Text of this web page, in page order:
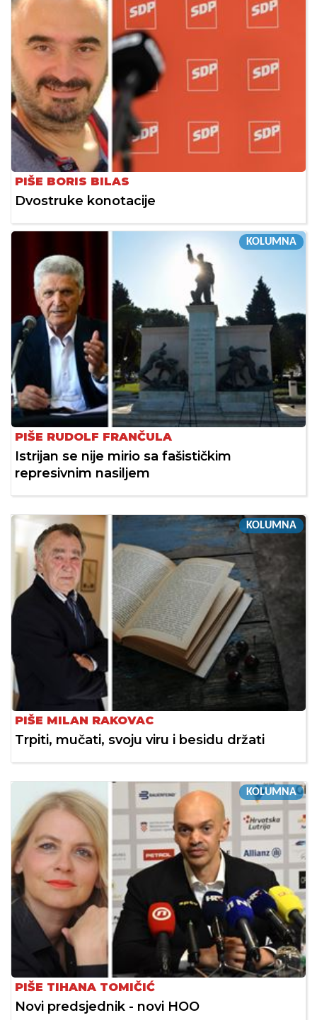
PIŠE BORIS BILAS
Dvostruke konotacije
KOLUMNA
PIŠE RUDOLF FRANČULA
Istrijan se nije mirio sa fašističkim
represivnim nasiljem
KOLUMNA
PIŠE MILAN RAKOVAC
Trpiti, mučati, svoju viru i besidu držati
KOLUMNA
PIŠE TIHANA TOMIČIĆ
Novi predsjednik - novi HOO